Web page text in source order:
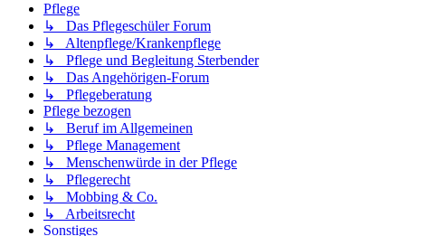
Pflege
↳ Das Pflegeschüler Forum
↳ Altenpflege/Krankenpflege
↳ Pflege und Begleitung Sterbender
↳ Das Angehörigen-Forum
↳ Pflegeberatung
Pflege bezogen
↳ Beruf im Allgemeinen
↳ Pflege Management
↳ Menschenwürde in der Pflege
↳ Pflegerecht
↳ Mobbing & Co.
↳ Arbeitsrecht
Sonstiges